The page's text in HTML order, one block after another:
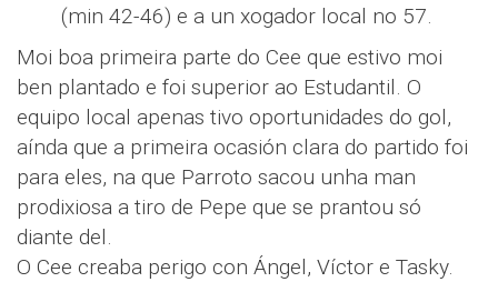
(min 42-46) e a un xogador local no 57.
Moi boa primeira parte do Cee que estivo moi
ben plantado e foi superior ao Estudantil. O
equipo local apenas tivo oportunidades do gol,
aínda que a primeira ocasión clara do partido foi
para eles, na que Parroto sacou unha man
prodixiosa a tiro de Pepe que se prantou só
diante del.
O Cee creaba perigo con Ángel, Víctor e Tasky.